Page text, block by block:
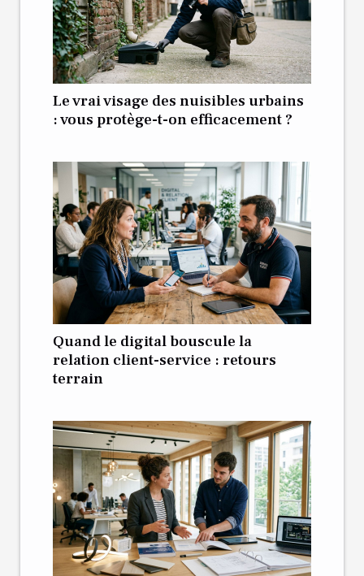
Le vrai visage des nuisibles urbains
: vous protège-t-on efficacement ?
Quand le digital bouscule la
relation client-service : retours
terrain